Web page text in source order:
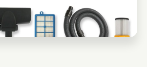
LG-GOLDSTAR TB 33